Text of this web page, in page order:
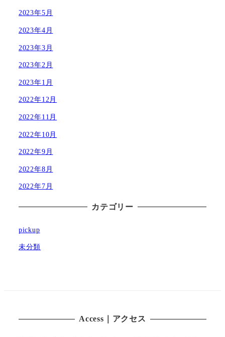
2023年5月
2023年4月
2023年3月
2023年2月
2023年1月
2022年12月
2022年11月
2022年10月
2022年9月
2022年8月
2022年7月
カテゴリー
pickup
未分類
Access｜アクセス